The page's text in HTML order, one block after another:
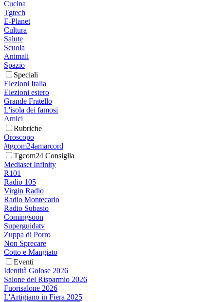
Cucina
Tgtech
E-Planet
Cultura
Salute
Scuola
Animali
Spazio
Speciali
Elezioni Italia
Elezioni estero
Grande Fratello
L'isola dei famosi
Amici
Rubriche
Oroscopo
#tgcom24amarcord
Tgcom24 Consiglia
Mediaset Infinity
R101
Radio 105
Virgin Radio
Radio Montecarlo
Radio Subasio
Comingsoon
Superguidatv
Zuppa di Porro
Non Sprecare
Cotto e Mangiato
Eventi
Identità Golose 2026
Salone del Risparmio 2026
Fuorisalone 2026
L'Artigiano in Fiera 2025